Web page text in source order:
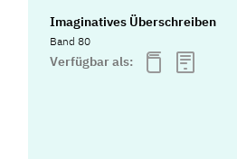
Imaginatives Überschreiben
Band 80
Verfügbar als: